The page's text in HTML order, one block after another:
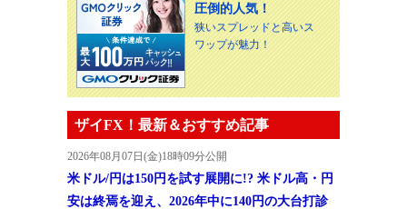
圧倒的人気！
狭いスプレッドと高いス
ワップが魅力！
ザイFX！最新＆おすすめ記事
2026年08月07日(金)18時09分公開
米ドル/円は150円を試す展開に!? 米ドル高・円
安は終焉を迎え、2026年中に140円の大台打診